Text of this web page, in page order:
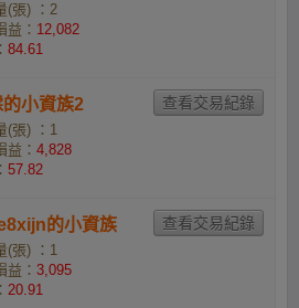
(張) ：2
益： 12,082
84.61
的小資族2
(張) ：1
益： 4,828
57.82
的小資族
(張) ：1
益： 3,095
20.91